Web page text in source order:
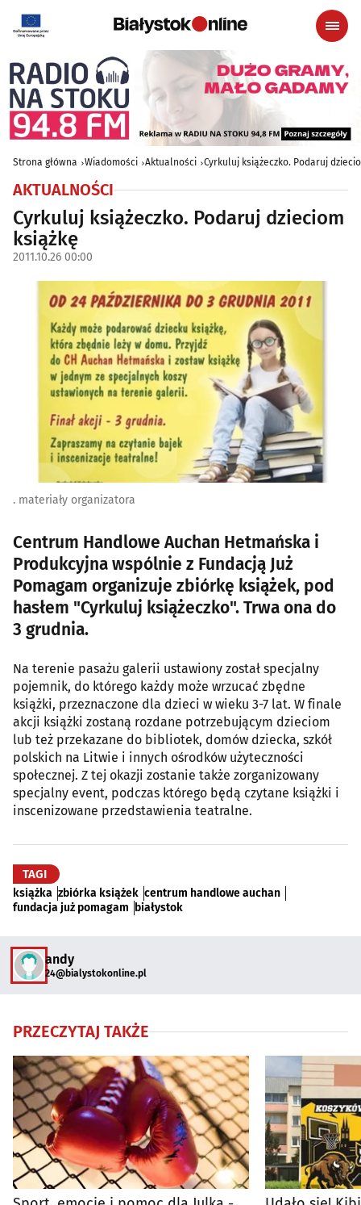
Strona główna Wiadomości Aktualności Cyrkuluj książeczko. Podaruj
AKTUALNOŚCI
Cyrkuluj książeczko. Podaruj dzieciom
książkę
2011.10.26 00:00
. materiały organizatora
Centrum Handlowe Auchan Hetmańska i
Produkcyjna wspólnie z Fundacją Już
Pomagam organizuje zbiórkę książek, pod
hasłem "Cyrkuluj książeczko". Trwa ona do
3 grudnia.
Na terenie pasażu galerii ustawiony został specjalny
pojemnik, do którego każdy może wrzucać zbędne
książki, przeznaczone dla dzieci w wieku 3-7 lat. W finale
akcji książki zostaną rozdane potrzebującym dzieciom
lub też przekazane do bibliotek, domów dziecka, szkół
polskich na Litwie i innych ośrodków użyteczności
społecznej. Z tej okazji zostanie także zorganizowany
specjalny event, podczas którego będą czytane książki i
inscenizowane przedstawienia teatralne.
TAGI
książka zbiórka książek centrum handlowe auchan
fundacja już pomagam białystok
andy
24@bialystokonline.pl
PRZECZYTAJ TAKŻE